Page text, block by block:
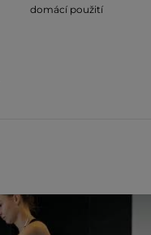
domácí použití